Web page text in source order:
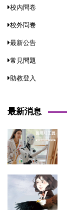
校內問卷
校外問卷
最新公告
常見問題
助教登入
最新消息